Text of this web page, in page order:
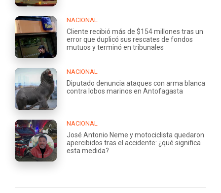
NACIONAL
Cliente recibió más de $154 millones tras un
error que duplicó sus rescates de fondos
mutuos y terminó en tribunales
NACIONAL
Diputado denuncia ataques con arma blanca
contra lobos marinos en Antofagasta
NACIONAL
José Antonio Neme y motociclista quedaron
apercibidos tras el accidente: ¿qué significa
esta medida?